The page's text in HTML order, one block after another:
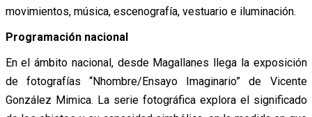
movimientos, música, escenografía, vestuario e iluminación.
Programación nacional
En el ámbito nacional, desde Magallanes llega la exposición
de fotografías “Nhombre/Ensayo Imaginario” de Vicente
González Mimica. La serie fotográfica explora el significado